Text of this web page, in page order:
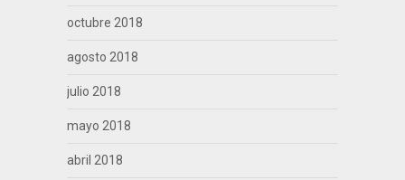
octubre 2018
agosto 2018
julio 2018
mayo 2018
abril 2018